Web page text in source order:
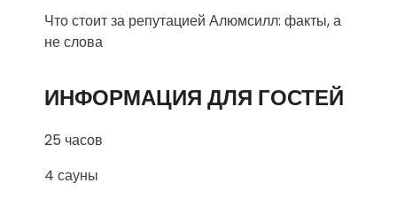
Что стоит за репутацией Алюмсилл: факты, а
не слова
ИНФОРМАЦИЯ ДЛЯ ГОСТЕЙ
25 часов
4 сауны